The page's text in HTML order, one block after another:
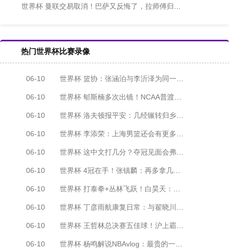
世界杯 曼联交易取消！巴萨又反悔了，拉师傅归队，太魔幻了
热门世界杯比赛录像
06-10 世界杯 篮协：张涵泊与李沂泽为同一人 虚报年龄禁赛三年
06-10 世界杯 郇斯楠多次出镜！NCAA普渡大学发布夏训集锦
06-10 世界杯 洛夫顿报平安：几经辗转归乡 感谢上海感谢中国
06-10 世界杯 李添荣：上海男篮还会有更多冠军 向张镇麟看齐
06-10 世界杯 这中文打几分？夺冠见面会弗格秀中文：我喜欢上海
06-10 世界杯 4冠在手！张镇麟：再多拿几冠 让家里橱柜摆不下
06-10 世界杯 打泰拳+丛林飞跃！白昊天：在我喜欢的状态里生活
06-10 世界杯 丁彦雨航康复日常：与翟晓川单挑 孙悦送装备
06-10 世界杯 王哲林总决赛五佳球！沪上霸王强硬助上海夺冠
06-10 世界杯 杨鸣解说NBAvlog：最贵的一场比赛 干活到凌晨